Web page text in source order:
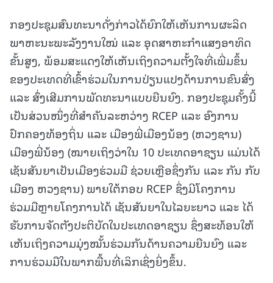
ກອງປະຊຸມສົນທະນາດັ່ງກ່າວໄດ້ຍົກໃຫ້ເຫັນການຜະລິດ
ພາຫະນະພະລັງງານໃໝ່ ແລະ ອຸດສາຫະກຳແສງອາທິດ
ຂັ້ນສູງ, ພ້ອມສະແດງໃຫ້ເຫັນເຖິງຄວາມຕັ້ງໃຈທີ່ເພີ່ມຂຶ້ນ
ຂອງປະເທດທີ່ເຂົ້າຮ່ວມໃນການປ່ຽນແປງດ້ານການຂົນສົ່ງ
ແລະ ສົ່ງເສີມການພັດທະນາແບບຍືນຍົງ. ກອງປະຊຸມຄັ້ງນີ້
ເປັນສ່ວນໜຶ່ງທີ່ສຳຄັນລະຫວ່າງ RCEP ແລະ ອົງການ
ປົກຄອງທ້ອງຖິ່ນ ແລະ ເມືອງພີ່ເມືອງນ້ອງ (ຫວງຊານ)
ເມືອງພີ່ນ້ອງ (ໝາຍເຖິງວ່າໃນ 10 ປະເທດອາຊຽນ ແມ່ນໄດ້
ເຊັນສັນຍາເປັນເມືອງຮ່ວມມື ຊ່ວຍເຫຼືອຊຶ່ງກັນ ແລະ ກັນ ກັບ
ເມືອງ ຫວງຊານ) ພາຍໃຕ້ກອບ RCEP ຊຶ່ງມີໂຄງການ
ຮ່ວມມືຫຼາຍໂຄງການໄດ້ ເຊັນສັນຍາໃນໄລຍະຍາວ ແລະ ໄດ້
ຮັບການຈັດຕັງປະຕິບັດໃນປະເທດອາຊຽນ ຊຶ່ງສະທ້ອນໃຫ້
ເຫັນເຖິງຄວາມມຸ່ງໝັ້ນຮ່ວມກັນດ້ານຄວາມຍືນຍົງ ແລະ
ການຮ່ວມມືໃນພາກພື້ນທີ່ເລິກເຊິ່ງຍິ່ງຂຶ້ນ.